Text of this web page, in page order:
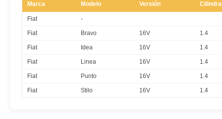
Marca Modelo Versión
Fiat -
Fiat Bravo 16V 1.4
Fiat Idea 16V 1.4
Fiat Linea 16V 1.4
Fiat Punto 16V 1.4
Fiat Stilo 16V 1.4